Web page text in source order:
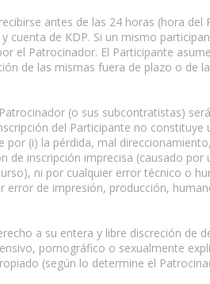
antes de las 24 horas (hora
cuenta de KDP. Si un mismo
el Patrocinador. El Participante
de las mismas fuera de plazo o de
(o sus subcontratistas)
del Participante no
por (i) la pérdida, mal
de inscripción imprecisa (causado
ni por cualquier error técnico o
error de impresión, producción,
a su entera y libre discreción de
pornográfico o sexualmente
(según lo determine el